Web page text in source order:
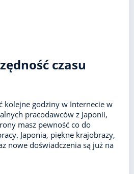
czasu
kolejne godziny w Internecie w
pracodawców z Japonii,
masz pewność co do
Japonia, piękne krajobrazy,
nowe doświadczenia są już na